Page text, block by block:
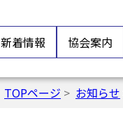
新着情報 協会案内
TOPページ > お知らせ